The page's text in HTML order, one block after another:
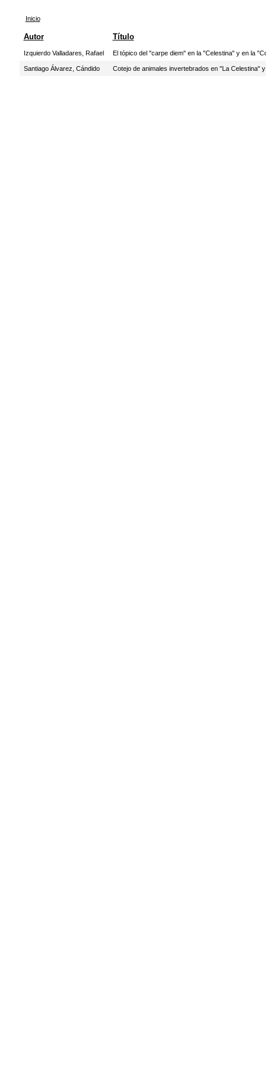
Inicio
Autor Título
Izquierdo Valladares, Rafael El tópico del "carpe diem" en la "Celestina" y en la
Santiago Álvarez, Cándido Cotejo de animales invertebrados en "La Celestina"